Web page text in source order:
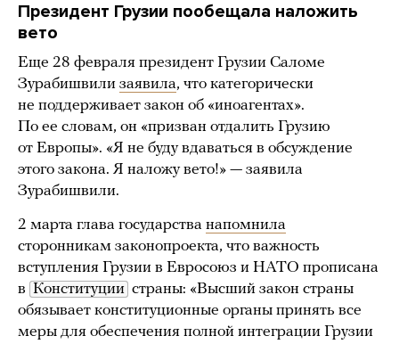
Президент Грузии пообещала наложить
вето
Еще 28 февраля президент Грузии Саломе
Зурабишвили заявила, что категорически
не поддерживает закон об «иноагентах».
По ее словам, он «призван отдалить Грузию
от Европы». «Я не буду вдаваться в обсуждение
этого закона. Я наложу вето!» — заявила
Зурабишвили.
2 марта глава государства напомнила
сторонникам законопроекта, что важность
вступления Грузии в Евросоюз и НАТО прописана
в Конституции страны: «Высший закон страны
обязывает конституционные органы принять все
меры для обеспечения полной интеграции Грузии